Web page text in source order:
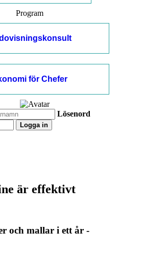
Program
för Chefer
Lösenord
Logga in
är effektivt
och mallar i ett år -